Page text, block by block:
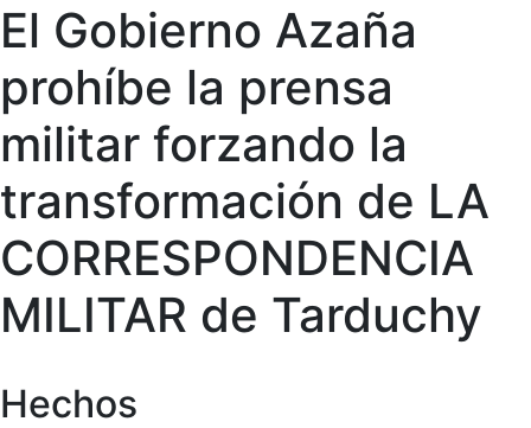
El Gobierno Azaña
prohíbe la prensa
militar forzando la
transformación de LA
CORRESPONDENCIA
MILITAR de Tarduchy
Hechos